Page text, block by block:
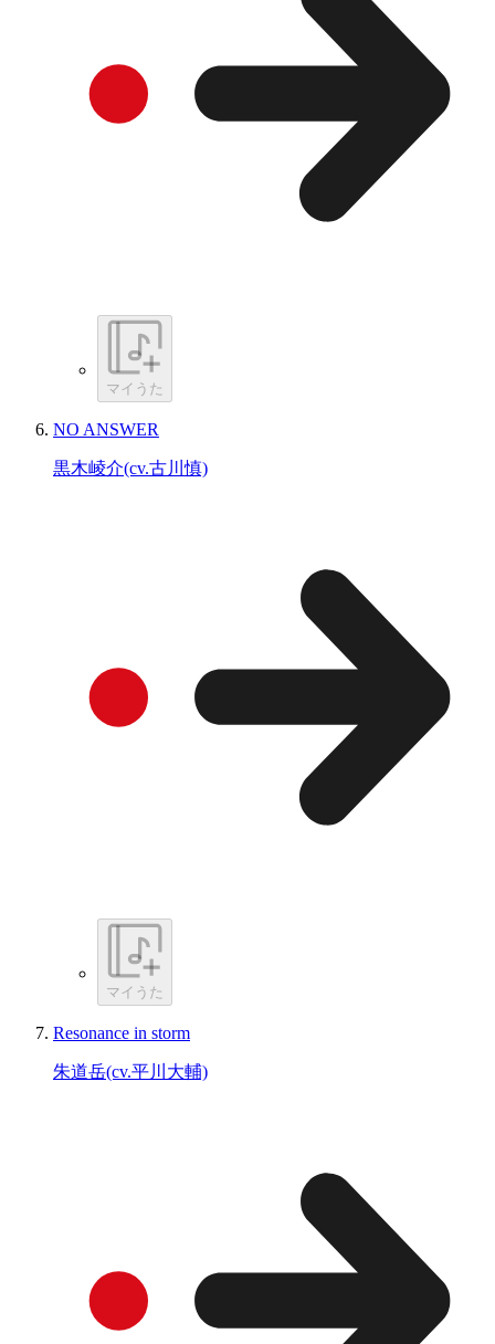
マイうた
NO ANSWER
黒木崚介(cv.古川慎)
マイうた
Resonance in storm
朱道岳(cv.平川大輔)